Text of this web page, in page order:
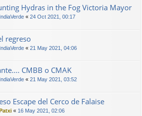
Hydras in the Fog Victoria Mayor
IndiaVerde « 24 Oct 2021, 00:17
regreso
IndiaVerde « 21 May 2021, 04:06
CMBB o CMAK
IndiaVerde « 21 May 2021, 03:52
Escape del Cerco de Falaise
Patxi « 16 May 2021, 02:06